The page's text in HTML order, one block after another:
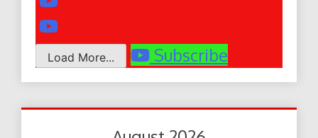
Load More... Subscribe